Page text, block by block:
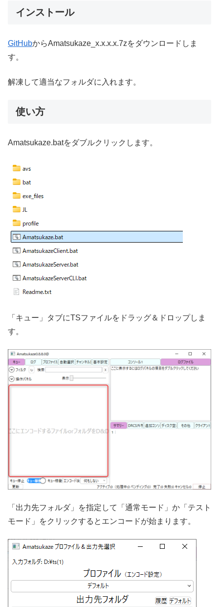
インストール
GitHubからAmatsukaze_x.x.x.x.7zをダウンロードしま
す。
解凍して適当なフォルダに入れます。
使い方
Amatsukaze.batをダブルクリックします。
「キュー」タブにTSファイルをドラッグ＆ドロップしま
す。
「出力先フォルダ」を指定して「通常モード」か「テスト
モード」をクリックするとエンコードが始まります。